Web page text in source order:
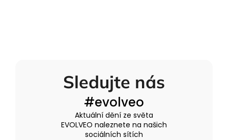
Sledujte nás
#evolveo
Aktuální dění ze světa
EVOLVEO naleznete na našich
sociálních sítích